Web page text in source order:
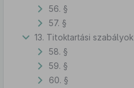
56. §
57. §
13. Titoktartási szabályok
58. §
59. §
60. §